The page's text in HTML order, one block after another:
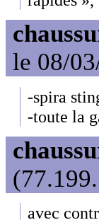
le 08/
-spira
-toute la
avec